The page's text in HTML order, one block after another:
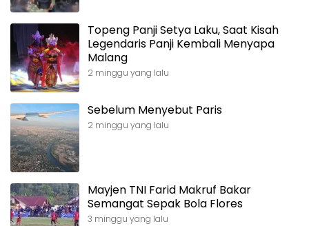
Topeng Panji Setya Laku, Saat Kisah
Legendaris Panji Kembali Menyapa
Malang
2 minggu yang lalu
Sebelum Menyebut Paris
2 minggu yang lalu
Mayjen TNI Farid Makruf Bakar
Semangat Sepak Bola Flores
3 minggu yang lalu